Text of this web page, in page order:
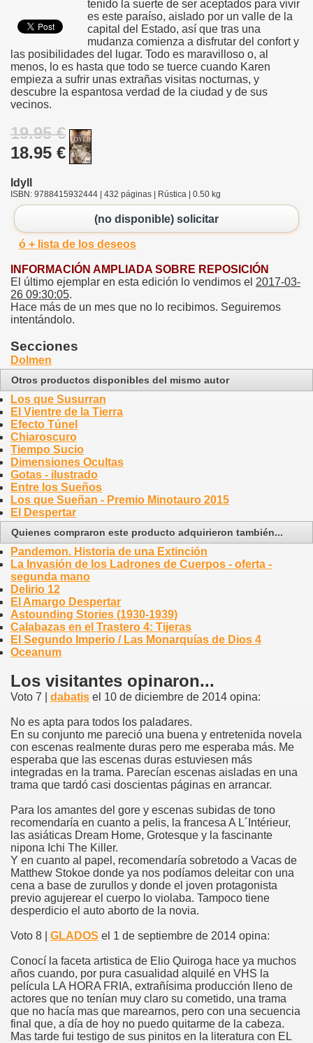
tenido la suerte de ser aceptados para vivir
es este paraíso, aislado por un valle de la
capital del Estado, así que tras una
mudanza comienza a disfrutar del confort y
las posibilidades del lugar. Todo es maravilloso o, al
menos, lo es hasta que todo se tuerce cuando Karen
empieza a sufrir unas extrañas visitas nocturnas, y
descubre la espantosa verdad de la ciudad y de sus
vecinos.
19.95 €
18.95 €
Idyll
ISBN: 9788415932444 | 432 páginas | Rústica | 0.50 kg
(no disponible) solicitar
ó + lista de los deseos
INFORMACIÓN AMPLIADA SOBRE REPOSICIÓN
El último ejemplar en esta edición lo vendimos el 2017-03-
26 09:30:05.
Hace más de un mes que no lo recibimos. Seguiremos
intentándolo.
Secciones
Dolmen
Otros productos disponibles del mismo autor
Los que Susurran
El Vientre de la Tierra
Efecto Túnel
Chiaroscuro
Tiempo Sucio
Dimensiones Ocultas
Gotas - ilustrado
Entre los Sueños
Los que Sueñan - Premio Minotauro 2015
El Despertar
Quienes compraron este producto adquirieron también...
Pandemon. Historia de una Extinción
La Invasión de los Ladrones de Cuerpos - oferta -
segunda mano
Delirio 12
El Amargo Despertar
Astounding Stories (1930-1939)
Calabazas en el Trastero 4: Tijeras
El Segundo Imperio / Las Monarquías de Dios 4
Oceanum
Los visitantes opinaron...
Voto 7 | dabatis el 10 de diciembre de 2014 opina:
No es apta para todos los paladares.
En su conjunto me pareció una buena y entretenida novela
con escenas realmente duras pero me esperaba más. Me
esperaba que las escenas duras estuviesen más
integradas en la trama. Parecían escenas aisladas en una
trama que tardó casi doscientas páginas en arrancar.
Para los amantes del gore y escenas subidas de tono
recomendaría en cuanto a pelis, la francesa A L´Intérieur,
las asiáticas Dream Home, Grotesque y la fascinante
nipona Ichi The Killer.
Y en cuanto al papel, recomendaría sobretodo a Vacas de
Matthew Stokoe donde ya nos podíamos deleitar con una
cena a base de zurullos y donde el joven protagonista
previo agujerear el cuerpo lo violaba. Tampoco tiene
desperdicio el auto aborto de la novia.
Voto 8 | GLADOS el 1 de septiembre de 2014 opina:
Conocí la faceta artistica de Elio Quiroga hace ya muchos
años cuando, por pura casualidad alquilé en VHS la
película LA HORA FRIA, extrañísima producción lleno de
actores que no tenían muy claro su cometido, una trama
que no hacía mas que marearnos, pero con una secuencia
final que, a día de hoy no puedo quitarme de la cabeza.
Mas tarde fui testigo de sus pinitos en la literatura con EL